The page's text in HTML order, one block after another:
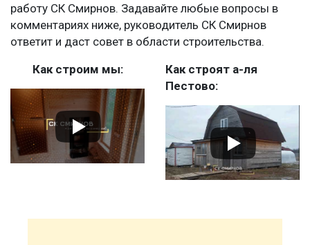
работу СК Смирнов. Задавайте любые вопросы в
комментариях ниже, руководитель СК Смирнов
ответит и даст совет в области строительства.
Как строим мы:
Как строят а-ля
Пестово: